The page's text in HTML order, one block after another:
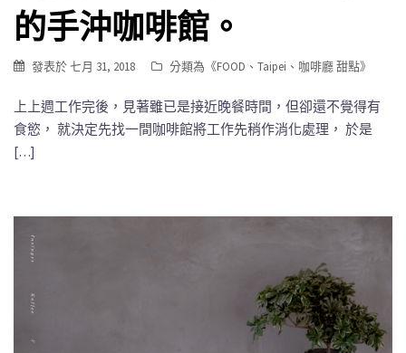
的手沖咖啡館。
發表於七月 31, 2018 分類為《FOOD 、 Taipei 、 咖啡廳 甜點》
上上週工作完後，見著雖已是接近晚餐時間，但卻還不覺得有
食慾， 就決定先找一間咖啡館將工作先稍作消化處理， 於是
[…]